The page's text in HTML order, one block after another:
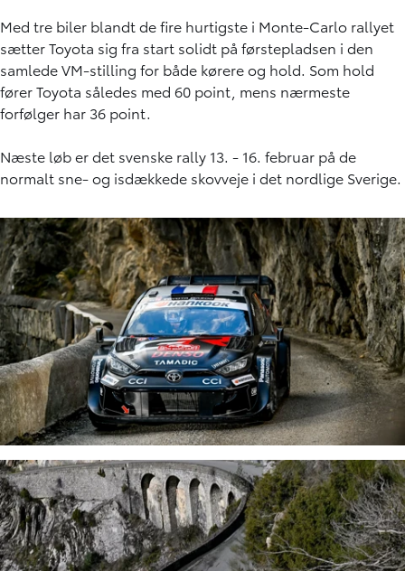
Med tre biler blandt de fire hurtigste i Monte-Carlo rallyet
sætter Toyota sig fra start solidt på førstepladsen i den
samlede VM-stilling for både kørere og hold. Som hold
fører Toyota således med 60 point, mens nærmeste
forfølger har 36 point.
Næste løb er det svenske rally 13. - 16. februar på de
normalt sne- og isdækkede skovveje i det nordlige Sverige.